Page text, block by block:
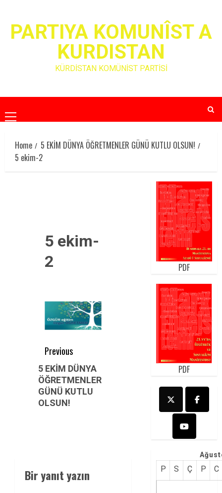
contentPARTIYA KOMUNÎST A
KURDISTAN
KÜRDİSTAN KOMÜNİST PARTİSİ
Primary
Menu
Home
5 EKİM DÜNYA ÖĞRETMENLER GÜNÜ KUTLU OLSUN!
5 ekim-2
5 ekim-
2
Post
navigation
Previous
Previous
post:
5 EKİM DÜNYA
ÖĞRETMENLER
GÜNÜ KUTLU
OLSUN!
Bir yanıt yazın
PDF
PDF
P S Ç P C